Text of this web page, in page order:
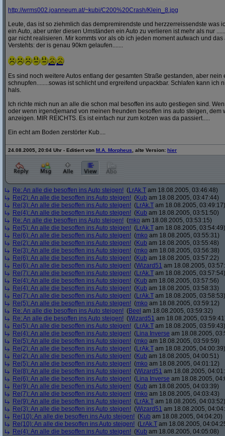
http://wrms002.joanneum.at/~kubi/C200%20Crash/Klein_8.jpg
Leute, das ist so ziehmlich das dempremirendste und herzzerreissendste was
ein Auto, aber unter diesen Umständen ein Auto zu verlieren ist mehr als nur
gar nicht realisieren. Mir kommts vor als ob ich jeden moment aufwach und das
Verstehts: der is genau 90km gelaufen.......
Es sind noch weitere Autos entlang der gesamten Straße gestanden, aber nein
schnupfen........sowas ist schlicht und ergreifend unpackbar. Schlafen kann ich
hals.
Ich richte mich nun an alle die schon mal besoffen ins auto gestiegen sind.
oder wenn irgendjemand von meinen freunden besoffen ins auto steigen, dem
anzeigen. MIR REICHTS. Es ist einfach nur zum kotzen was da passiert.....
Ein echt am Boden zerstörter Kub....
24.08.2005, 20:04 Uhr - Editiert von M.A. Morpheus , alte Version: hier
Re: An alle die besoffen ins Auto steigen! (LrAk.T am 18.08.2005, 03:46:48)
Re(2): An alle die besoffen ins Auto steigen! (Kub am 18.08.2005, 03:47:44)
Re(3): An alle die besoffen ins Auto steigen! (LrAk.T am 18.08.2005, 03:49:17)
Re(4): An alle die besoffen ins Auto steigen! (Kub am 18.08.2005, 03:51:50)
Re: An alle die besoffen ins Auto steigen! (mko am 18.08.2005, 03:53:15)
Re(5): An alle die besoffen ins Auto steigen! (LrAk.T am 18.08.2005, 03:54:49)
Re(6): An alle die besoffen ins Auto steigen! (mko am 18.08.2005, 03:55:31)
Re(2): An alle die besoffen ins Auto steigen! (Kub am 18.08.2005, 03:55:48)
Re(3): An alle die besoffen ins Auto steigen! (mko am 18.08.2005, 03:56:38)
Re(6): An alle die besoffen ins Auto steigen! (Kub am 18.08.2005, 03:57:22)
Re(6): An alle die besoffen ins Auto steigen! (Wizard51 am 18.08.2005,
Re(7): An alle die besoffen ins Auto steigen! (LrAk.T am 18.08.2005, 03:57:54)
Re(4): An alle die besoffen ins Auto steigen! (Kub am 18.08.2005, 03:57:56)
Re(4): An alle die besoffen ins Auto steigen! (Kub am 18.08.2005, 03:58:33)
Re(7): An alle die besoffen ins Auto steigen! (LrAk.T am 18.08.2005, 03:58:53)
Re(5): An alle die besoffen ins Auto steigen! (mko am 18.08.2005, 03:59:12)
Re: An alle die besoffen ins Auto steigen! (Beel am 18.08.2005, 03:59:32)
Re: An alle die besoffen ins Auto steigen! (Wizard51 am 18.08.2005,
Re(5): An alle die besoffen ins Auto steigen! (LrAk.T am 18.08.2005, 03:59:43)
Re(4): An alle die besoffen ins Auto steigen! (Lina Inverse am 18.08.2005,
Re(5): An alle die besoffen ins Auto steigen! (mko am 18.08.2005, 03:59:59)
Re(2): An alle die besoffen ins Auto steigen! (LrAk.T am 18.08.2005, 04:00:39)
Re(2): An alle die besoffen ins Auto steigen! (Kub am 18.08.2005, 04:00:51)
Re(5): An alle die besoffen ins Auto steigen! (mko am 18.08.2005, 04:01:12)
Re(8): An alle die besoffen ins Auto steigen! (Wizard51 am 18.08.2005,
Re(6): An alle die besoffen ins Auto steigen! (Lina Inverse am 18.08.2005,
Re(9): An alle die besoffen ins Auto steigen! (Kub am 18.08.2005, 04:03:39)
Re(7): An alle die besoffen ins Auto steigen! (mko am 18.08.2005, 04:03:43)
Re(9): An alle die besoffen ins Auto steigen! (LrAk.T am 18.08.2005, 04:03:52)
Re(3): An alle die besoffen ins Auto steigen! (Wizard51 am 18.08.2005,
Re(10): An alle die besoffen ins Auto steigen! (Kub am 18.08.2005, 04:04:20)
Re(10): An alle die besoffen ins Auto steigen! (LrAk.T am 18.08.2005,
Re(4): An alle die besoffen ins Auto steigen! (Kub am 18.08.2005, 04:05:08)